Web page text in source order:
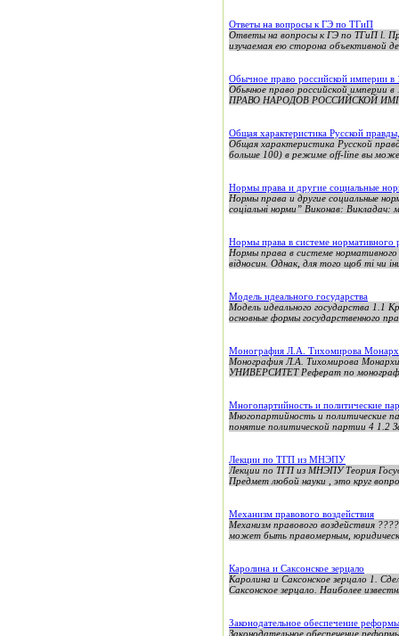
Ответы на вопросы к ГЭ по ТГиП
Ответы на вопросы к ГЭ по ТГиП l.
изучаемая ею сторона объективной
Обычное право российской империи в
Обычное право российской империи
ПРАВО НАРОДОВ РОССИЙСКОЙ
Общая характеристика Русской
Общая характеристика Русской
больше 100) в режиме off-line вы
Нормы права и другие социальные
Нормы права и другие социальные
соціальні норми” Виконав: Викладач:
Нормы права в системе нормативного
Нормы права в системе нормативного
відносин. Однак, для того щоб ті чи
Модель идеального государства
Модель идеального государства 1.1
основные формы государственного
Монография Л.А. Тихомирова
Монография Л.А. Тихомирова
УНИВЕРСИТЕТ Реферат по
Многопартийность и политические
Многопартийность и политические
понятие политической партии 4 1.2
Лекции по ТГП из МНЭПУ
Лекции по ТГП из МНЭПУ Теория
Предмет любой науки , это круг
Механизм правового воздействия
Механизм правового воздействия
может быть правомерным,
Каролина и Саксонское зерцало
Каролина и Саксонское зерцало 1.
Саксонское зерцало. Наиболее
Законодательное обеспечение
Законодательное обеспечение